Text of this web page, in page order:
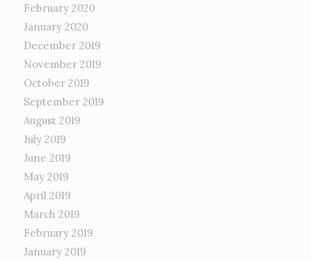
February 2020
January 2020
December 2019
November 2019
October 2019
September 2019
August 2019
July 2019
June 2019
May 2019
April 2019
March 2019
February 2019
January 2019